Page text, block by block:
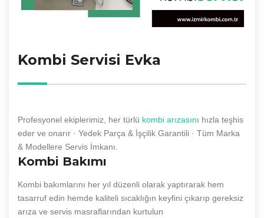
Kombi Servisi Evka
Profesyonel ekiplerimiz, her türlü kombi arızasını hızla teşhis
eder ve onarır · Yedek Parça & İşçilik Garantili · Tüm Marka
& Modellere Servis İmkanı.
Kombi Bakımı
Kombi bakımlarını her yıl düzenli olarak yaptırarak hem
tasarruf edin hemde kaliteli sıcaklığın keyfini çıkarıp gereksiz
arıza ve servis masraflarından kurtulun